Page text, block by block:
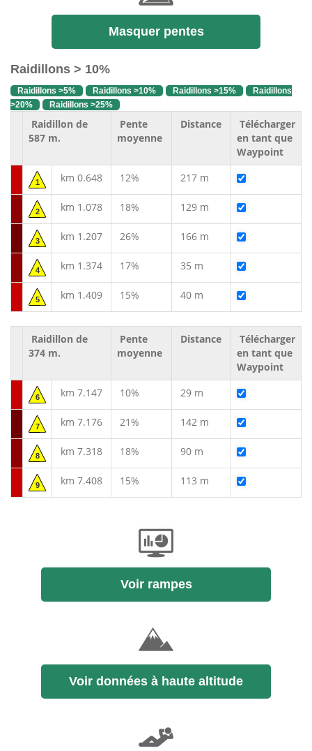
Masquer pentes
Raidillons > 10%
Raidillons >5% Raidillons >10% Raidillons >15%
Raidillons
>20%
Raidillons >25%
Raidillon de
587 m.
Pente
moyenne
Distance
Télécharger
en tant que
Waypoint
1 km 0.648 12% 217 m
2 km 1.078 18% 129 m
3 km 1.207 26% 166 m
4 km 1.374 17% 35 m
5 km 1.409 15% 40 m
Raidillon de
374 m.
Pente
moyenne
Distance
Télécharger
en tant que
Waypoint
6 km 7.147 10% 29 m
7 km 7.176 21% 142 m
8 km 7.318 18% 90 m
9 km 7.408 15% 113 m
Voir rampes
Voir données à haute altitude